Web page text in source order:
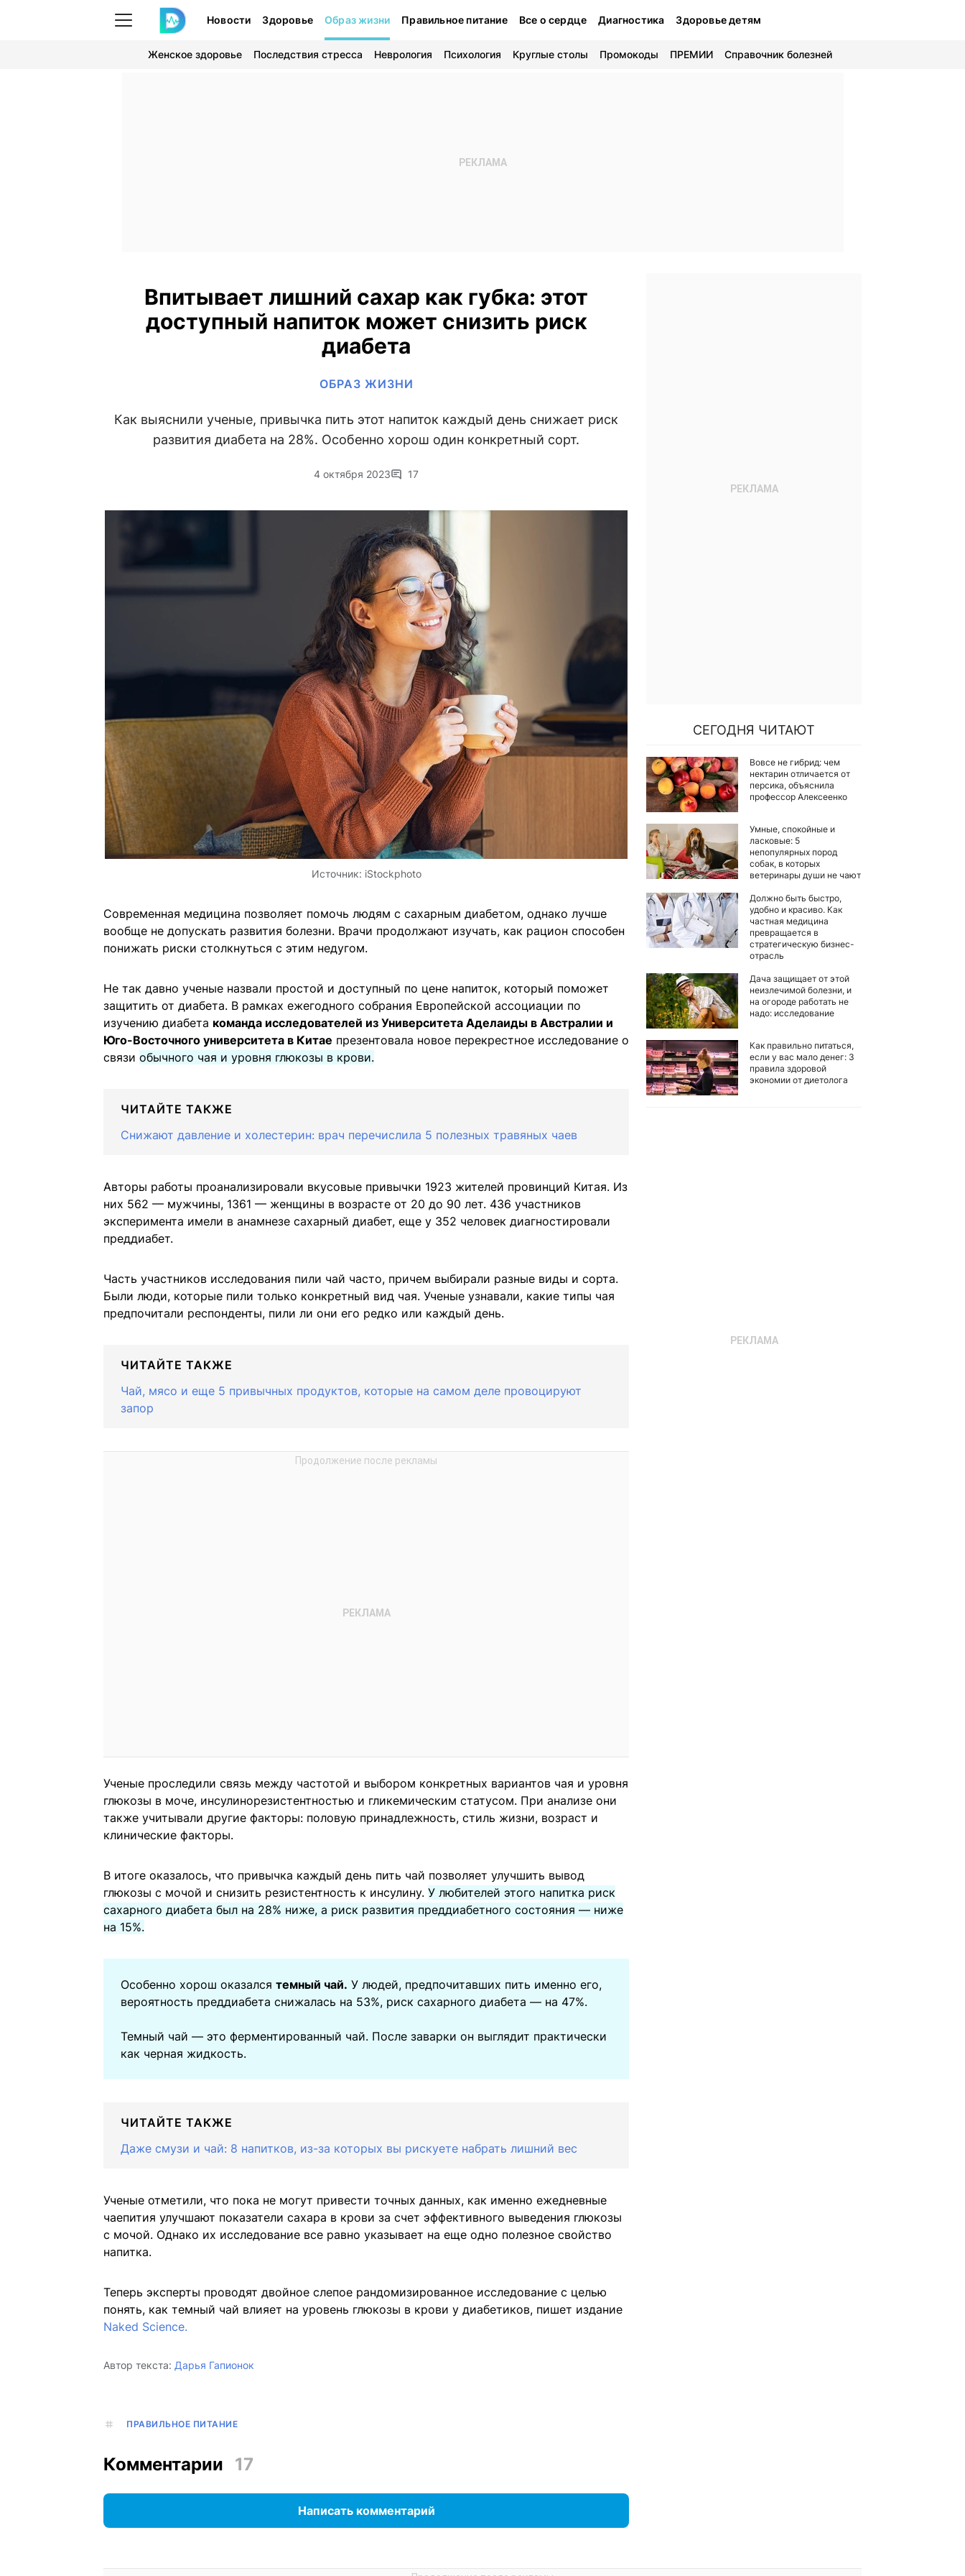
Новости Здоровье Образ жизни Правильное питание Все о сердце Диагностика Здоровье детям
Женское здоровье Последствия стресса Неврология Психология Круглые столы Промокоды ПРЕМИИ Справочник болезней
Впитывает лишний сахар как губка: этот
доступный напиток может снизить риск
диабета
ОБРАЗ ЖИЗНИ
Как выяснили ученые, привычка пить этот напиток каждый день снижает риск
развития диабета на 28%. Особенно хорош один конкретный сорт.
4 октября 2023 17
Источник: iStockphoto
Современная медицина позволяет помочь людям с сахарным диабетом, однако лучше
вообще не допускать развития болезни. Врачи продолжают изучать, как рацион способен
понижать риски столкнуться с этим недугом.
Не так давно ученые назвали простой и доступный по цене напиток, который поможет
защитить от диабета. В рамках ежегодного собрания Европейской ассоциации по
изучению диабета команда исследователей из Университета Аделаиды в Австралии и
Юго-Восточного университета в Китае презентовала новое перекрестное исследование о
связи обычного чая и уровня глюкозы в крови.
ЧИТАЙТЕ ТАКЖЕ
Снижают давление и холестерин: врач перечислила 5 полезных травяных чаев
Авторы работы проанализировали вкусовые привычки 1923 жителей провинций Китая. Из
них 562 — мужчины, 1361 — женщины в возрасте от 20 до 90 лет. 436 участников
эксперимента имели в анамнезе сахарный диабет, еще у 352 человек диагностировали
преддиабет.
Часть участников исследования пили чай часто, причем выбирали разные виды и сорта.
Были люди, которые пили только конкретный вид чая. Ученые узнавали, какие типы чая
предпочитали респонденты, пили ли они его редко или каждый день.
ЧИТАЙТЕ ТАКЖЕ
Чай, мясо и еще 5 привычных продуктов, которые на самом деле провоцируют
запор
Ученые проследили связь между частотой и выбором конкретных вариантов чая и уровня
глюкозы в моче, инсулинорезистентностью и гликемическим статусом. При анализе они
также учитывали другие факторы: половую принадлежность, стиль жизни, возраст и
клинические факторы.
В итоге оказалось, что привычка каждый день пить чай позволяет улучшить вывод
глюкозы с мочой и снизить резистентность к инсулину. У любителей этого напитка риск
сахарного диабета был на 28% ниже, а риск развития преддиабетного состояния — ниже
на 15%.
Особенно хорош оказался темный чай. У людей, предпочитавших пить именно его,
вероятность преддиабета снижалась на 53%, риск сахарного диабета — на 47%.
Темный чай — это ферментированный чай. После заварки он выглядит практически
как черная жидкость.
ЧИТАЙТЕ ТАКЖЕ
Даже смузи и чай: 8 напитков, из-за которых вы рискуете набрать лишний вес
Ученые отметили, что пока не могут привести точных данных, как именно ежедневные
чаепития улучшают показатели сахара в крови за счет эффективного выведения глюкозы
с мочой. Однако их исследование все равно указывает на еще одно полезное свойство
напитка.
Теперь эксперты проводят двойное слепое рандомизированное исследование с целью
понять, как темный чай влияет на уровень глюкозы в крови у диабетиков, пишет издание
Naked Science.
Автор текста: Дарья Гапионок
ПРАВИЛЬНОЕ ПИТАНИЕ
СЕГОДНЯ ЧИТАЮТ
Вовсе не гибрид: чем
нектарин отличается от
персика, объяснила
профессор Алексеенко
Умные, спокойные и
ласковые: 5
непопулярных пород
собак, в которых
ветеринары души не чают
Должно быть быстро,
удобно и красиво. Как
частная медицина
превращается в
стратегическую бизнес-
отрасль
Дача защищает от этой
неизлечимой болезни, и
на огороде работать не
надо: исследование
Как правильно питаться,
если у вас мало денег: 3
правила здоровой
экономии от диетолога
Комментарии 17
Написать комментарий